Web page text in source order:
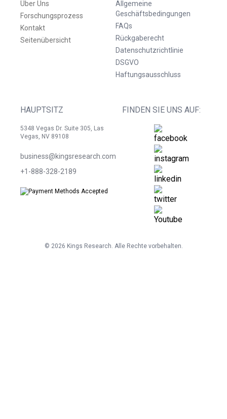
Über Uns
Forschungsprozess
Kontakt
Seitenübersicht
Allgemeine
Geschäftsbedingungen
FAQs
Rückgaberecht
Datenschutzrichtlinie
DSGVO
Haftungsausschluss
HAUPTSITZ
5348 Vegas Dr. Suite 305, Las
Vegas, NV 89108
business@kingsresearch.com
+1-888-328-2189
FINDEN SIE UNS AUF:
© 2026 Kings Research. Alle Rechte vorbehalten.